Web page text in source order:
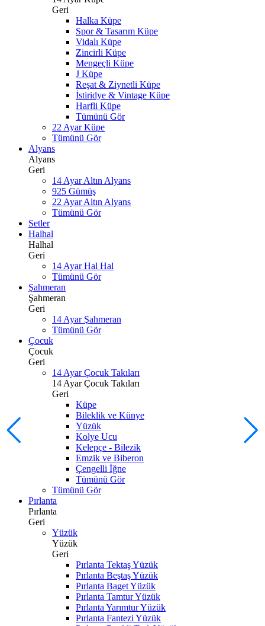
Geri
Halka Küpe
Spor & Tasarım Küpe
Vidalı Küpe
Zincirli Küpe
Mengeçli Küpe
J Küpe
Reşat & Ziynetli Küpe
İstiridye & Vintage Küpe
Harfli Küpe
Tümünü Gör
22 Ayar Küpe
Tümünü Gör
Alyans
Alyans
Geri
14 Ayar Altın Alyans
925 Gümüş
22 Ayar Altın Alyans
Tümünü Gör
Setler
Halhal
Halhal
Geri
14 Ayar Hal Hal
Tümünü Gör
Şahmeran
Şahmeran
Geri
14 Ayar Şahmeran
Tümünü Gör
Çocuk
Çocuk
Geri
14 Ayar Çocuk Takıları
14 Ayar Çocuk Takıları
Geri
Küpe
Bileklik ve Künye
Yüzük
Kolye Ucu
Kelepçe - Bilezik
Emzik ve Biberon
Çengelli İğne
Tümünü Gör
Tümünü Gör
Pırlanta
Pırlanta
Geri
Yüzük
Yüzük
Geri
Pırlanta Tektaş Yüzük
Pırlanta Beştaş Yüzük
Pırlanta Baget Yüzük
Pırlanta Tamtur Yüzük
Pırlanta Yarımtur Yüzük
Pırlanta Fantezi Yüzük